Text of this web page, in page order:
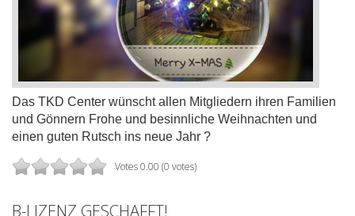
Das TKD Center wünscht allen Mitgliedern ihren Familien
und Gönnern Frohe und besinnliche Weihnachten und
einen guten Rutsch ins neue Jahr ?
Votes 0.00 (0 votes)
B-LIZENZ GESCHAFFT!